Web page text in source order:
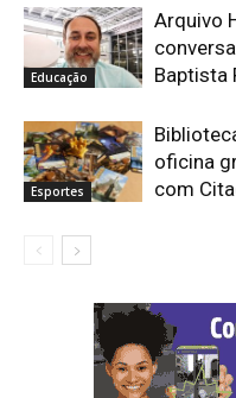
Educação
Arquivo
Baptista
Esportes
oficina
com